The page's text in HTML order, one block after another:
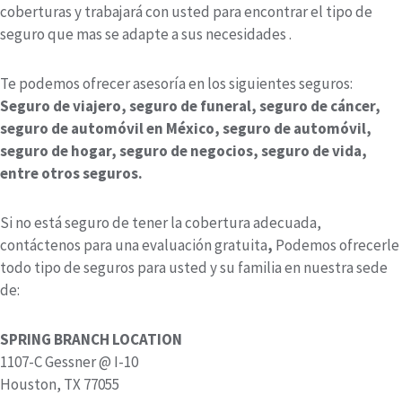
coberturas y trabajará con usted para encontrar el tipo de
seguro que mas se adapte a sus necesidades .
Te podemos ofrecer asesoría en los siguientes seguros:
Seguro de viajero, seguro de funeral, seguro de cáncer,
seguro de automóvil en México, seguro de automóvil,
seguro de hogar, seguro de negocios, seguro de vida,
entre otros seguros.
Si no está seguro de tener la cobertura adecuada,
contáctenos para una evaluación gratuita, Podemos ofrecerle
todo tipo de seguros para usted y su familia en nuestra sede
de:
SPRING BRANCH LOCATION
1107-C Gessner @ I-10
Houston, TX 77055